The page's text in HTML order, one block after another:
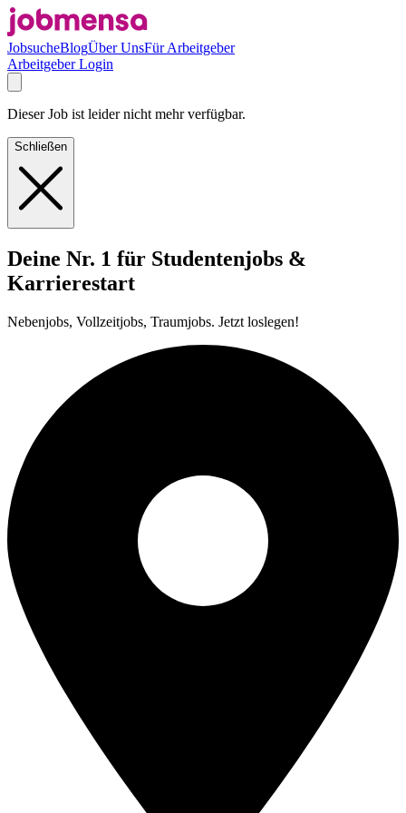
JobsucheBlogÜber UnsFür Arbeitgeber
Arbeitgeber Login
Dieser Job ist leider nicht mehr verfügbar.
Schließen
Deine Nr. 1 für Studentenjobs &
Karrierestart
Nebenjobs, Vollzeitjobs, Traumjobs. Jetzt loslegen!